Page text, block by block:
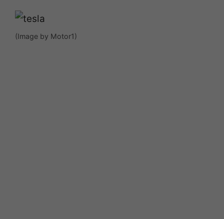
(Image by Motor1)